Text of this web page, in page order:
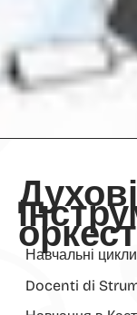
Духові
Навчальні цикли
Docenti di